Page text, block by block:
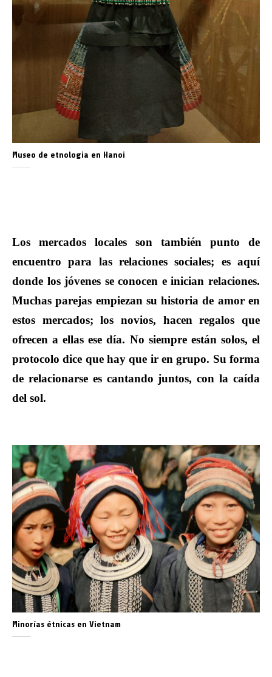
Museo de etnologia en Hanoi
Los mercados locales son también punto de
encuentro para las relaciones sociales; es aquí
donde los jóvenes se conocen e inician relaciones.
Muchas parejas empiezan su historia de amor en
estos mercados; los novios, hacen regalos que
ofrecen a ellas ese día. No siempre están solos, el
protocolo dice que hay que ir en grupo. Su forma
de relacionarse es cantando juntos, con la caída
del sol.
Minorías étnicas en Vietnam